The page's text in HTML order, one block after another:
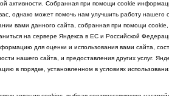
активности. Собранная при помощи cookie
однако может помочь нам улучшить работу нашего
вами данного сайта, собранная при помощи cookie,
на сервере Яндекса в ЕС и Российской
для оценки и использования вами сайта,
нашего сайта, и предоставления других услуг.
в порядке, установленном в условиях